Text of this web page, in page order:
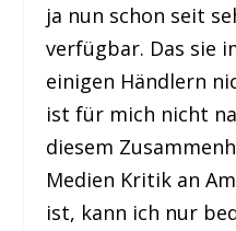
ja nun schon seit
verfügbar. Das sie
einigen Händlern
ist für mich nicht
diesem
Medien Kritik an
ist, kann ich nur